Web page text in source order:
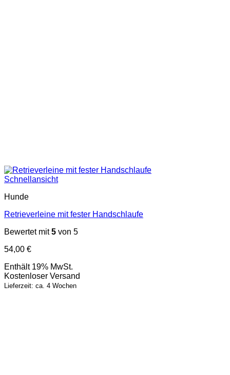
Schnellansicht
Hunde
Retrieverleine mit fester Handschlaufe
Bewertet mit5 von 5
54,00 €
Enthält 19% MwSt.
Kostenloser Versand
Lieferzeit: ca. 4 Wochen